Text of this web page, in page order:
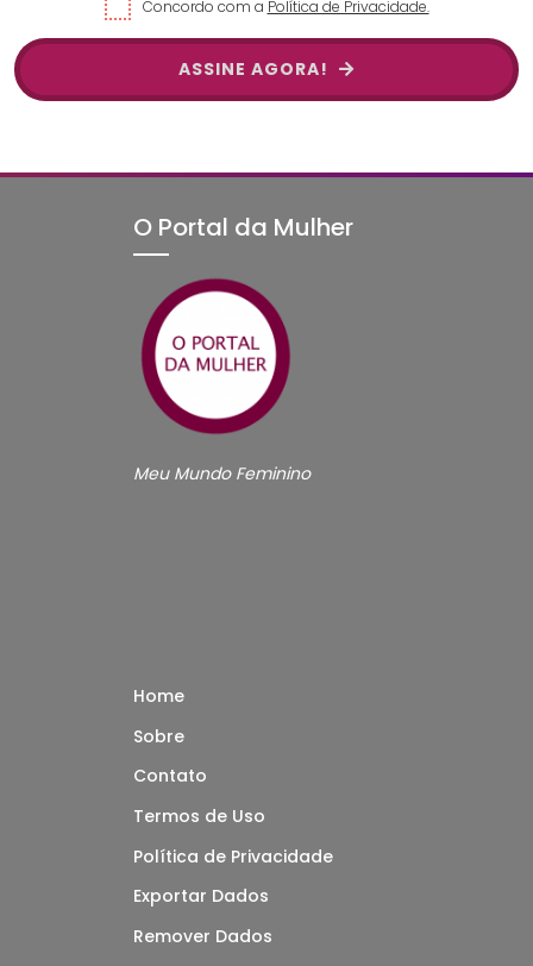
Concordo com a Política de Privacidade.
ASSINE AGORA!
O Portal da Mulher
Meu Mundo Feminino
Home
Sobre
Contato
Termos de Uso
Política de Privacidade
Exportar Dados
Remover Dados